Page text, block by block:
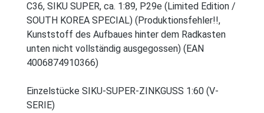
C36, SIKU SUPER, ca. 1:89, P29e (Limited Edition /
SOUTH KOREA SPECIAL) (Produktionsfehler!!,
Kunststoff des Aufbaues hinter dem Radkasten
unten nicht vollständig ausgegossen) (EAN
4006874910366)
Einzelstücke SIKU-SUPER-ZINKGUSS 1:60 (V-
SERIE)